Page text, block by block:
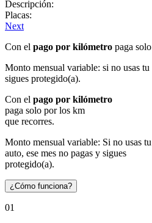
Descripción:
Placas:
Next
Con el pago por kilómetro paga
Monto mensual variable: si no usas tu
sigues protegido(a).
Con el pago por kilómetro
paga solo por los km
que recorres.
Monto mensual variable: Si no usas tu
auto, ese mes no pagas y sigues
protegido(a).
¿Cómo funciona?
01